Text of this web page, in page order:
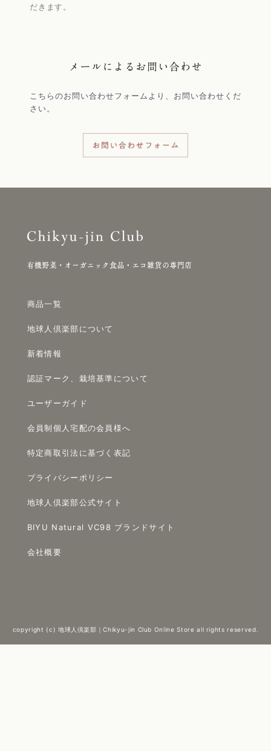
だきます。
こちらのお問い合わせフォームより、お問い合わせくだ
さい。
商品一覧
地球人倶楽部について
新着情報
認証マーク、栽培基準について
ユーザーガイド
会員制個人宅配の会員様へ
特定商取引法に基づく表記
プライバシーポリシー
地球人倶楽部公式サイト
BIYU Natural VC98 ブランドサイト
会社概要
copyright (c) 地球人倶楽部｜Chikyu-jin Club Online Store all rights reserved.